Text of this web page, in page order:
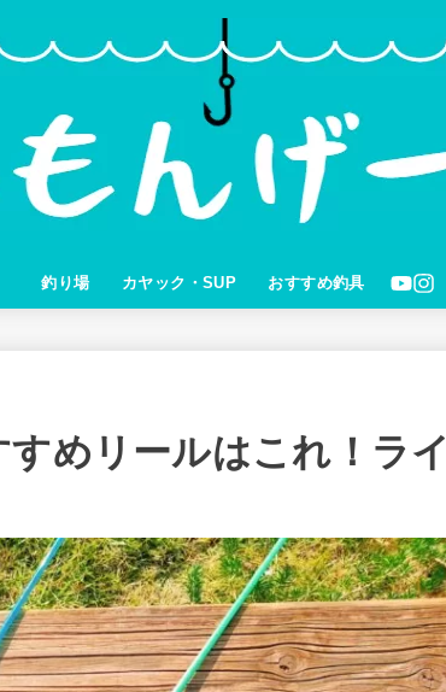
釣り場 カヤック・SUP おすすめ釣具
めリールはこれ！ライ